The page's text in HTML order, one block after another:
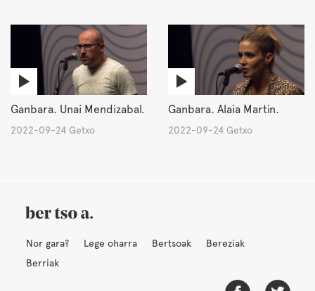
Ganbara. Unai Mendizabal.
2022-09-24 Getxo
Ganbara. Alaia Martin.
2022-09-24 Getxo
Nor gara? Lege oharra Bertsoak
Bereziak
Berriak